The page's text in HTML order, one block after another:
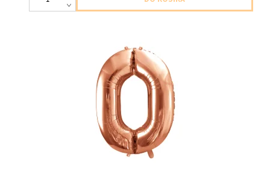
foliovy balon cislo ,,0,, ruzovo zlaty 1ks v baleni velkost cca 86cm